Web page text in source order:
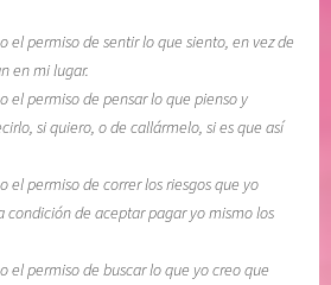
el permiso de sentir lo que siento, en vez de
en mi lugar.
el permiso de pensar lo que pienso y
si quiero, o de callármelo, si es que así
el permiso de correr los riesgos que yo
condición de aceptar pagar yo mismo los
el permiso de buscar lo que yo creo que